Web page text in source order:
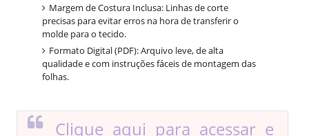
Margem de Costura Inclusa: Linhas de corte
precisas para evitar erros na hora de transferir o
molde para o tecido.
Formato Digital (PDF): Arquivo leve, de alta
qualidade e com instruções fáceis de montagem das
folhas.
Clique aqui para acessar e